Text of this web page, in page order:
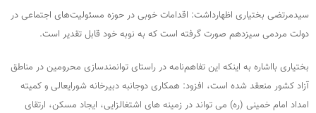
سید‌مرتضی بختیاری اظهارداشت: اقدامات خوبی در حوزه مسئولیت‌های اجتماعی در
دولت مردمی سیزدهم صورت گرفته است که به نوبه خود قابل تقدیر است.
بختیاری بااشاره به اینکه این تفاهم‌نامه در راستای توانمندسازی محرومین در مناطق
آزاد کشور منعقد شده است، افزود: همکاری دوجانبه دبیرخانه شورایعالی و کمیته
امداد امام خمینی (ره) می تواند در زمینه های اشتغالزایی، ایجاد مسکن، ارتقای